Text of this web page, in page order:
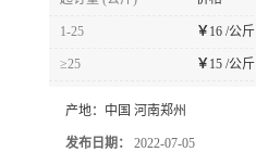
1-25 ￥ 16 /公斤
≥25 ￥ 15 /公斤
产地： 中国 河南郑州
发布日期： 2022-07-05